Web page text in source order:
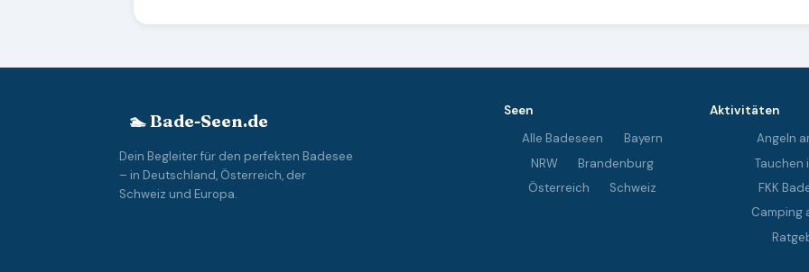
🏊 Bade-Seen.de
Dein Begleiter für den perfekten Badesee
– in Deutschland, Österreich, der
Schweiz und Europa.
Seen
Alle Badeseen
Bayern
NRW
Brandenburg
Österreich
Schweiz
Aktivitäten
Angeln
Tauchen
FKK
Camping